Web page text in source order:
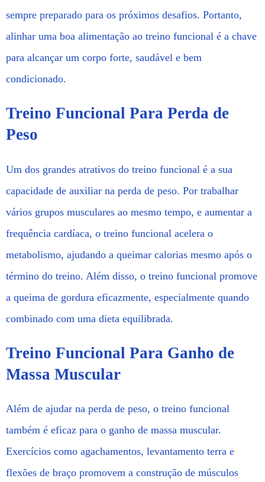
sempre preparado para os próximos desafios. Portanto,
alinhar uma boa alimentação ao treino funcional é a chave
para alcançar um corpo forte, saudável e bem
condicionado.
Treino Funcional Para Perda de
Peso
Um dos grandes atrativos do treino funcional é a sua
capacidade de auxiliar na perda de peso. Por trabalhar
vários grupos musculares ao mesmo tempo, e aumentar a
frequência cardíaca, o treino funcional acelera o
metabolismo, ajudando a queimar calorias mesmo após o
término do treino. Além disso, o treino funcional promove
a queima de gordura eficazmente, especialmente quando
combinado com uma dieta equilibrada.
Treino Funcional Para Ganho de
Massa Muscular
Além de ajudar na perda de peso, o treino funcional
também é eficaz para o ganho de massa muscular.
Exercícios como agachamentos, levantamento terra e
flexões de braço promovem a construção de músculos